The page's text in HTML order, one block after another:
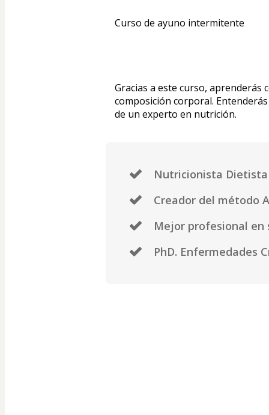
Curso de ayuno intermitente
Gracias a este curso,
composición corporal.
de un experto en nutrición.
Nutricionista Dietista
Creador del método
Mejor profesional en
PhD. Enfermedades